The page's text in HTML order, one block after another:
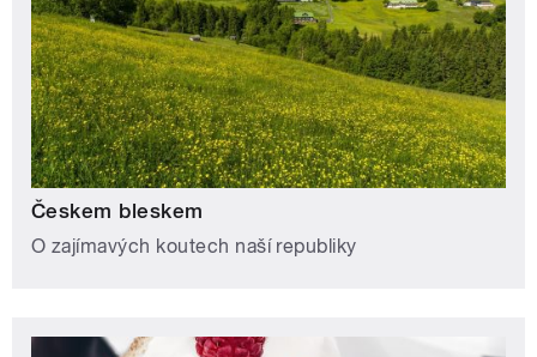
Českem bleskem
O zajímavých koutech naší republiky